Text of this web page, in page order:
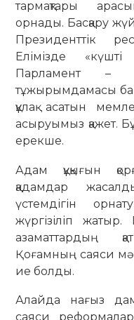
тармақтары
орнады. Басқару
Президенттік
Елімізде
Парламент –
тұжырымдамасы
құлақ асатын
асыруымыз қажет.
ерекше.
Адам құқығын
қадамдар
үстемдігін
жүргізіліп
азаматтардың
Қоғамның саяси
ие болды.
Алайда нағыз
саяси